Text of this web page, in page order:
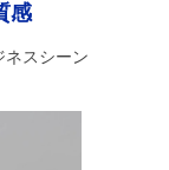
感
ネスシーン